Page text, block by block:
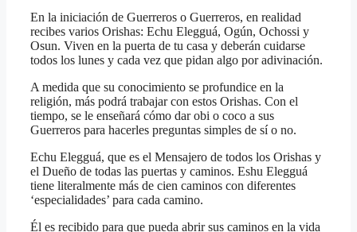
En la iniciación de Guerreros o Guerreros, en realidad
recibes varios Orishas: Echu Elegguá, Ogún, Ochossi y
Osun. Viven en la puerta de tu casa y deberán cuidarse
todos los lunes y cada vez que pidan algo por adivinación.
A medida que su conocimiento se profundice en la
religión, más podrá trabajar con estos Orishas. Con el
tiempo, se le enseñará cómo dar obi o coco a sus
Guerreros para hacerles preguntas simples de sí o no.
Echu Elegguá, que es el Mensajero de todos los Orishas y
el Dueño de todas las puertas y caminos. Eshu Elegguá
tiene literalmente más de cien caminos con diferentes
‘especialidades’ para cada camino.
Él es recibido para que pueda abrir sus caminos en la vida